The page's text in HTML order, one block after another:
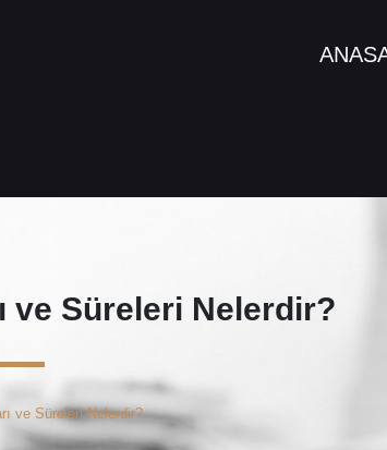
ve Süreleri Nelerdir?
ve Süreleri Nelerdir?